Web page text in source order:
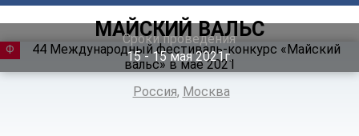
МАЙСКИЙ ВАЛЬС
Сроки проведения
15 ‐ 15мая 2021г.
ФЕСТИВАЛЬ
Россия, Москва